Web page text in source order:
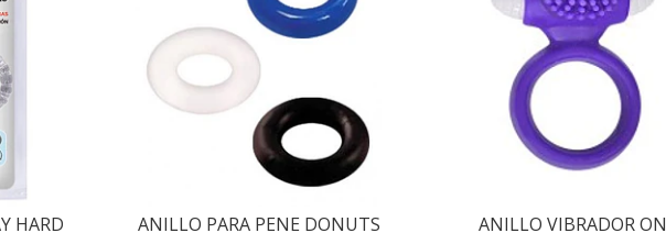
HARD
ANILLO PARA PENE DONUTS
ANILLO VIBRADOR ON